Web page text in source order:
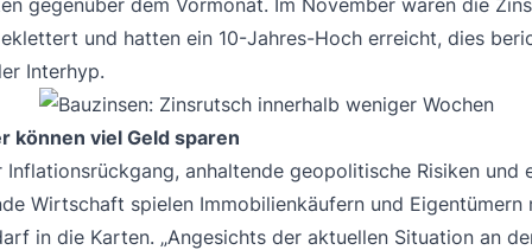
gegenüber dem Vormonat. Im November waren die
und hatten ein 10-Jahres-Hoch erreicht, dies
Interhyp.
können viel Geld sparen
Inflationsrückgang, anhaltende geopolitische Risiken und
Wirtschaft spielen Immobilienkäufern und Eigentümern
in die Karten. „Angesichts der aktuellen Situation an